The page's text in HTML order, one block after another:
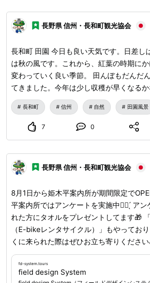
長野県 信州・長和町観光協会
長和町 田園 今日も良い天気です。日差しはありますが、風
は秋の風です。これから、紅葉の時期に
変わっていく良い季節。 田んぼもだんだんと黄金色になっ
てきました。今年は少し収穫が早くなるか
長和町 信州 自然 田園風景
7 0
長野県 信州・長和町観光協会
8月1日から姫木平案内所が期間限定で
平案内所ではアンケートを実施中✍🏻 ̖́ アン
れた方にタオルをプレゼントしてます🎁 「ながわサイクル
（E-bikeレンタサイクル）」もやってお
くに来られた際はぜひお立ち寄りくださ
ル申込👇 URL_MASK_0_END ≪住所≫ 長和町大門3515－72
㈲姫木の森 売店内 ≪期間≫ 2025年8月1日~8月31日 (8月
23日はお休みです) ≪営業時間≫ 10:00-
fd-system.tours
field design System